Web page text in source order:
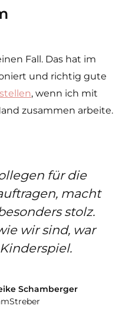
Fall. Das hat im
und richtig gute
, wenn ich mit
zusammen arbeite.
für die
macht
stolz.
wir sind, war
Schamberger